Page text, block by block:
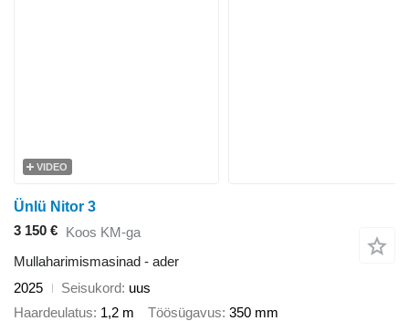
VIDEO
Ünlü Nitor 3
3 150 € Koos KM-ga
Mullaharimismasinad - ader
2025
Seisukord
uus
Haardeulatus 1,2 m Töösügavus 350 mm